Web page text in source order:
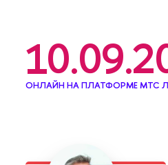
ОНЛАЙН НА ПЛАТФОРМЕ МТС